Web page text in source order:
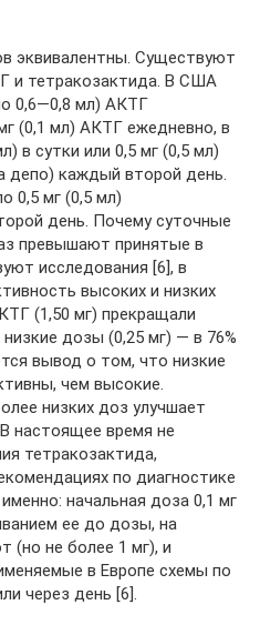
эквивалентны. Существуют
и тетракозактида. В США
0,6—0,8 мл) АКТГ
(0,1 мл) АКТГ ежедневно, в
в сутки или 0,5 мг (0,5 мл)
депо) каждый второй день.
0,5 мг (0,5 мл)
день. Почему суточные
превышают принятые в
исследования [6], в
высоких и низких
(1,50 мг) прекращали
дозы (0,25 мг) — в 76%
вывод о том, что низкие
чем высокие.
низких доз улучшает
настоящее время не
тетракозактида,
по диагностике
начальная доза 0,1 мг
ее до дозы, на
(но не более 1 мг), и
в Европе схемы по
через день [6].